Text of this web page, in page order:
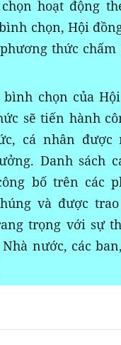
hoạt động
chọn, Hội
thức
bình chọn của
sẽ tiến hành
cá nhân được
Danh sách
bố trên các
và được
trọng với sự
nước, các